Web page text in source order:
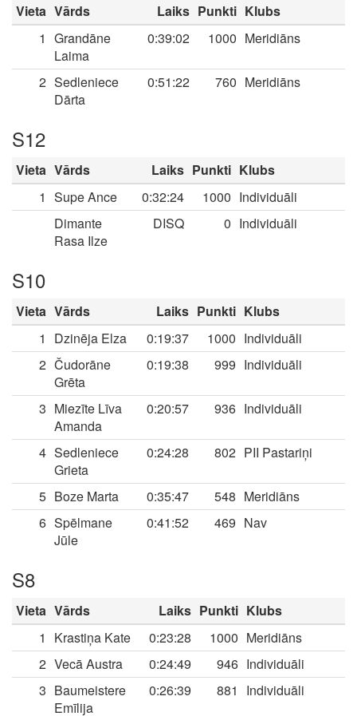
Vieta Vārds Laiks Punkti Klubs
1 Grandāne
Laima
0:39:02 1000 Meridiāns
2 Sedleniece
Dārta
0:51:22 760 Meridiāns
S12
Vieta Vārds Laiks Punkti Klubs
1 Supe Ance 0:32:24 1000 Individuāli
Dimante
Rasa Ilze
DISQ 0 Individuāli
S10
Vieta Vārds Laiks Punkti Klubs
1
Dzinēja Elza 0:19:37 1000 Individuāli
2 Čudorāne
Grēta
0:19:38 999 Individuāli
3 Miezīte Līva
Amanda
0:20:57 936 Individuāli
4 Sedleniece
Grieta
0:24:28 802 PII Pastariņi
5 Boze Marta 0:35:47 548 Meridiāns
6 Spēlmane
Jūle
0:41:52 469 Nav
S8
Vieta Vārds Laiks Punkti Klubs
1
Krastiņa Kate 0:23:28 1000 Meridiāns
2 Vecā Austra 0:24:49 946 Individuāli
3 Baumeistere
Emīlija
0:26:39 881 Individuāli